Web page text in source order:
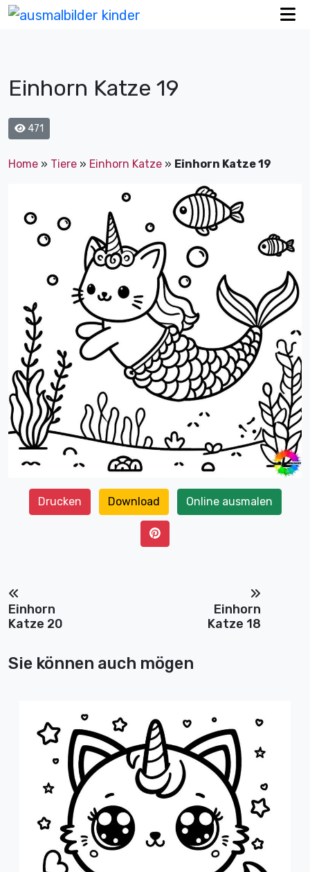
Einhorn Katze 19
471
Home » Tiere » Einhorn Katze » Einhorn Katze 19
Drucken Download Online ausmalen
Einhorn
Katze 20
Einhorn
Katze 18
Sie können auch mögen